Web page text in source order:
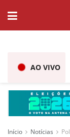
AO VIVO
Início Notícias